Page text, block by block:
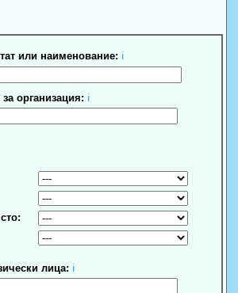
или наименование: ℹ
организация: ℹ
лица: ℹ